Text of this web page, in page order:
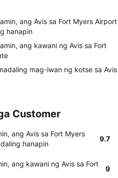
ang Avis sa Fort Myers Airport
hanapin
ang kawani ng Avis sa Fort
mag-iwan ng kotse sa Avis
Customer
ang Avis sa Fort Myers
hanapin
9.7
ang kawani ng Avis sa Fort
9